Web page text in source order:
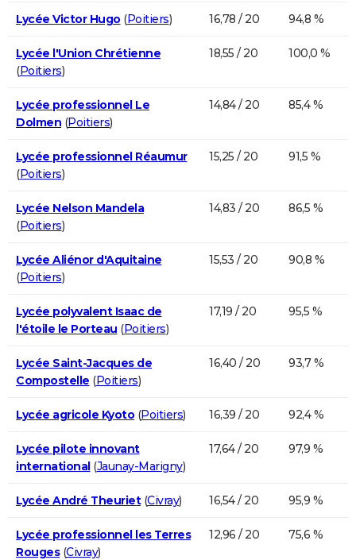
Lycée Victor Hugo (Poitiers) 16,78 / 20 94,8 %
Lycée l'Union Chrétienne
(Poitiers)
18,55 / 20 100,0 %
Lycée professionnel Le
Dolmen (Poitiers)
14,84 / 20 85,4 %
Lycée professionnel Réaumur
(Poitiers)
15,25 / 20 91,5 %
Lycée Nelson Mandela
(Poitiers)
14,83 / 20 86,5 %
Lycée Aliénor d'Aquitaine
(Poitiers)
15,53 / 20 90,8 %
Lycée polyvalent Isaac de
l'étoile le Porteau (Poitiers)
17,19 / 20 95,5 %
Lycée Saint-Jacques de
Compostelle (Poitiers)
16,40 / 20 93,7 %
Lycée agricole Kyoto (Poitiers) 16,39 / 20 92,4 %
Lycée pilote innovant
international(Jaunay-Marigny)
17,64 / 20 97,9 %
Lycée André Theuriet(Civray) 16,54 / 20 95,9 %
Lycée professionnel les Terres
Rouges(Civray)
12,96 / 20 75,6 %